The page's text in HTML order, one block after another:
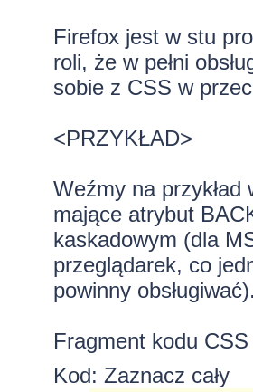
Firefox jest w stu
roli, że w pełni
sobie z CSS w
<PRZYKŁAD>
Weźmy na
mające atrybut
kaskadowym (dla
przeglądarek, co
powinny
Fragment kodu
Kod: Zaznacz cały